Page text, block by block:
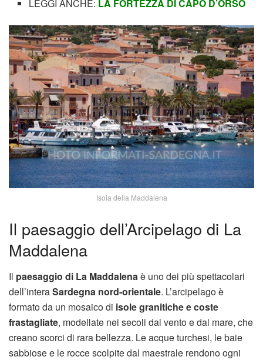
LEGGI ANCHE: LA FORTEZZA DI CAPO D’ORSO
Isola della Maddalena
Il paesaggio dell’Arcipelago di La
Maddalena
Il paesaggio di La Maddalenaè uno dei più spettacolari
dell’interaSardegna nord-orientale. L’arcipelago è
formato da un mosaico di isole granitiche e coste
frastagliate, modellate nei secoli dal vento e dal mare, che
creano scorci di rara bellezza. Le acque turchesi, le baie
sabbiose e le rocce scolpite dal maestrale rendono ogni